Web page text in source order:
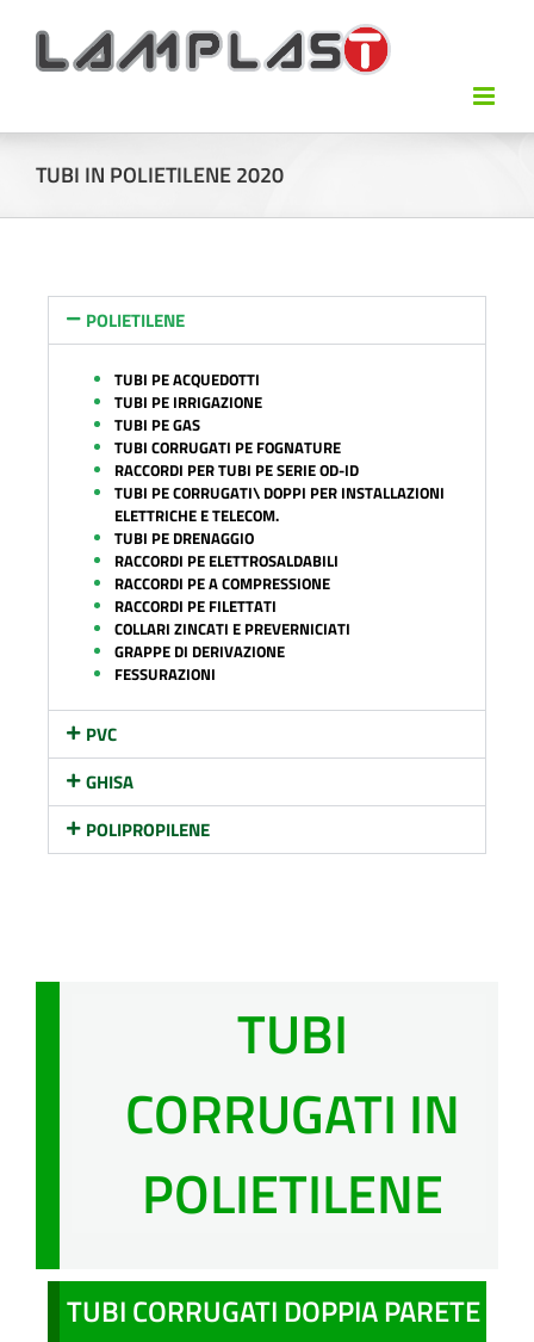
TUBI IN POLIETILENE 2020
POLIETILENE
TUBI PE ACQUEDOTTI
TUBI PE IRRIGAZIONE
TUBI PE GAS
TUBI CORRUGATI PE FOGNATURE
RACCORDI PER TUBI PE SERIE OD-ID
TUBI PECORRUGATI\ DOPPI PER INSTALLAZIONI
ELETTRICHE E TELECOM.
TUBI PE DRENAGGIO
RACCORDI PE ELETTROSALDABILI
RACCORDI PE A COMPRESSIONE
RACCORDI PE FILETTATI
COLLARI ZINCATI E PREVERNICIATI
GRAPPE DI DERIVAZIONE
FESSURAZIONI
PVC
GHISA
POLIPROPILENE
TUBI
CORRUGATI IN
POLIETILENE
TUBI CORRUGATI DOPPIA PARETE